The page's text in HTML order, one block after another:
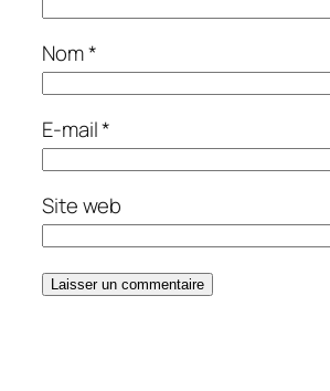
Nom*
E-mail*
Site web